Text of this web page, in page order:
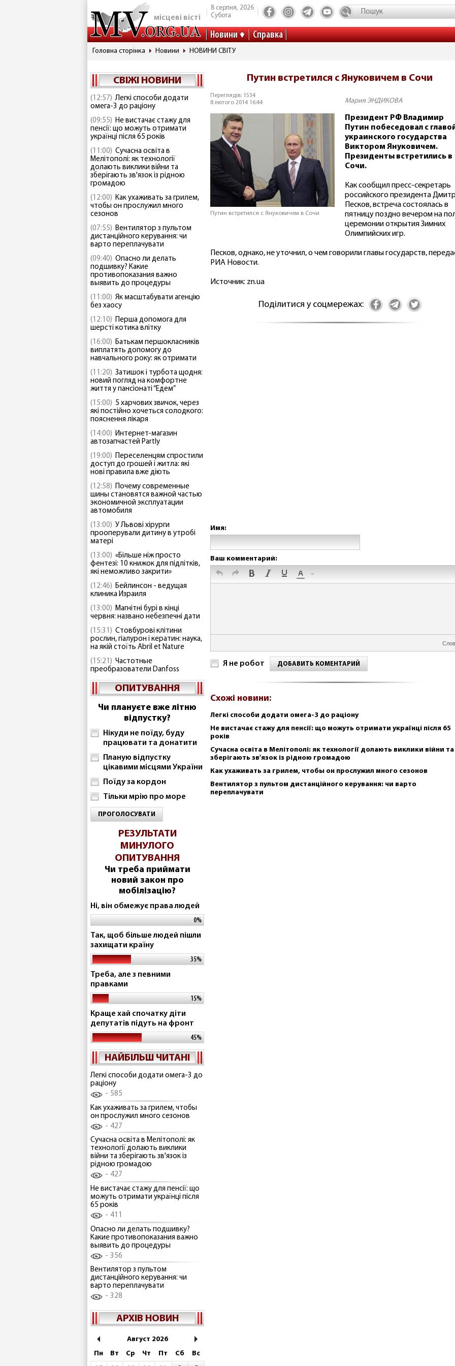
місцеві вісті
8 серпня, 2026
Субота
Новини Справка
Головна сторінка Новини НОВИНИ СВІТУ
СВІЖІ НОВИНИ
(12:57) Легкі способи додати
омега-3 до раціону
(09:55) Не вистачає стажу для
пенсії: що можуть отримати
українці після 65 років
(11:00) Сучасна освіта в
Мелітополі: як технології
долають виклики війни та
зберігають зв'язок із рідною
громадою
(12:00) Как ухаживать за грилем,
чтобы он прослужил много
сезонов
(07:55) Вентилятор з пультом
дистанційного керування: чи
варто переплачувати
(09:40) Опасно ли делать
подшивку? Какие
противопоказания важно
выявить до процедуры
(11:00) Як масштабувати агенцію
без хаосу
(12:10) Перша допомога для
шерсті котика влітку
(16:00) Батькам першокласників
виплатять допомогу до
навчального року: як отримати
(11:20) Затишок і турбота щодня:
новий погляд на комфортне
життя у пансіонаті “Едем”
(15:00) 5 харчових звичок, через
які постійно хочеться солодкого:
пояснення лікаря
(14:00) Интернет-магазин
автозапчастей Partly
(19:00) Переселенцям спростили
доступ до грошей і житла: які
нові правила вже діють
(12:58) Почему современные
шины становятся важной частью
экономичной эксплуатации
автомобиля
(13:00) У Львові хірурги
прооперували дитину в утробі
матері
(13:00) «Більше ніж просто
фентезі: 10 книжок для підлітків,
які неможливо закрити»
(12:46) Бейлинсон - ведущая
клиника Израиля
(13:00) Магнітні бурі в кінці
червня: названо небезпечні дати
(15:31) Стовбурові клітини
рослин, гіалурон і кератин: наука,
на якій стоїть Abril et Nature
(15:21) Частотные
преобразователи Danfoss
ОПИТУВАННЯ
Чи плануєте вже літню
відпустку?
Нікуди не поїду, буду
працювати та донатити
Планую відпустку
цікавими місцями України
Поїду за кордон
Тільки мрію про море
ПРОГОЛОСУВАТИ
РЕЗУЛЬТАТИ
МИНУЛОГО
ОПИТУВАННЯ
Чи треба приймати
новий закон про
мобілізацію?
Ні, він обмежує права людей
0%
Так, щоб більше людей пішли
захищати країну
35%
Треба, але з певними
правками
15%
Краще хай спочатку діти
депутатів підуть на фронт
45%
НАЙБІЛЬШ ЧИТАНІ
Легкі способи додати омега-3 до
раціону
585
Как ухаживать за грилем, чтобы
он прослужил много сезонов
427
Сучасна освіта в Мелітополі: як
технології долають виклики
війни та зберігають зв'язок із
рідною громадою
427
Не вистачає стажу для пенсії: що
можуть отримати українці після
65 років
411
Опасно ли делать подшивку?
Какие противопоказания важно
выявить до процедуры
356
Вентилятор з пультом
дистанційного керування: чи
варто переплачувати
328
АРХІВ НОВИН
Август 2026
Пн
Вт Ср Чт Пт Сб
Вс
Путин встретился с Януковичем в Сочи
Переглядів: 1534
8 лютого 2014 16:44
Мария ЭНДИКОВА
Путин встретился с Януковичем в Сочи
Президент РФ Владимир
Путин побеседовал с
украинского государства
Виктором Януковичем.
Президенты встретились в
Сочи.
Как сообщил пресс-секретарь
российского президента
Песков, встреча состоялась в
пятницу поздно вечером на
церемонии открытия Зимних
Олимпийских игр.
Песков, однако, не уточнил, о чем говорили главы государств,
РИА Новости.
Источник: zn.ua
Поділитися у соцмережах:
Имя:
Ваш комментарий:
Я не робот ДОБАВИТЬ КОМЕНТАРИЙ
Схожі новини:
Легкі способи додати омега-3 до раціону
Не вистачає стажу для пенсії: що можуть отримати українці після 65
років
Сучасна освіта в Мелітополі: як технології долають виклики війни та
зберігають зв'язок із рідною громадою
Как ухаживать за грилем, чтобы он прослужил много сезонов
Вентилятор з пультом дистанційного керування: чи варто
переплачувати